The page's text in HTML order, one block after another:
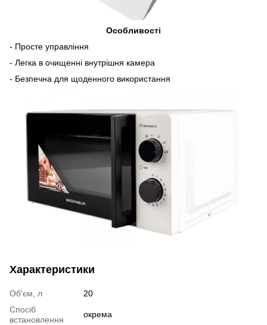
Особливості
- Просте управління
- Легка в очищенні внутрішня камера
- Безпечна для щоденного використання
Характеристики
Об'єм, л
20
Спосіб
встановлення
окрема